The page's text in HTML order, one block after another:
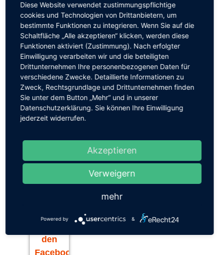
Turnier "Jugend trainiert für Olympia" statt. An
diesem haben sich Schüler unserer Schule beteiligt.
In der Wettkampfklasse lll belegten die Teilnehmer
der Klassen 6 und 7 den 3. Platz. In der
Wettkampfklasse ll wurde durch die 8. Klasse der 5.
Platz erspielt. Die Sportler der Klasse 9 qualifizierten
sich durch ihren Sieg zum Regionalfinale im Februar
2015.
Herzlichen Glückwunsch allen zu den erreichten
Plazierungen und vielen Dank an die Teilnehmer für
Ihre Einsatzbereitschaft. Ein großes Dankeschön
geht auch an Laurin Busse für die Vorbereitung der
benötigen
Zustimmung,
den
Facebook
Diese Website verwendet zustimmungspflichtige
cookies und Technologien von Drittanbietern, um
bestimmte Funktionen zu integrieren. Wenn Sie auf die
Schaltfläche „Alle akzeptieren“ klicken, werden diese
Funktionen aktiviert (Zustimmung). Nach erfolgter
Einwilligung verarbeiten wir und die beteiligten
Drittunternehmen Ihre personenbezogenen Daten für
verschiedene Zwecke. Detaillierte Informationen zu
Zweck, Rechtsgrundlage und Drittunternehmen finden
Sie unter dem Button „Mehr“ und in unserer
Datenschutzerklärung. Sie können Ihre Einwilligung
jederzeit widerrufen.
Akzeptieren
Verweigern
mehr
Powered by &